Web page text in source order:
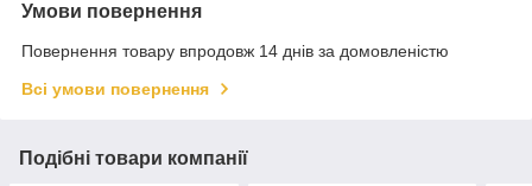
Умови повернення
Повернення товару впродовж 14 днів за домовленістю
Всі умови повернення
Подібні товари компанії